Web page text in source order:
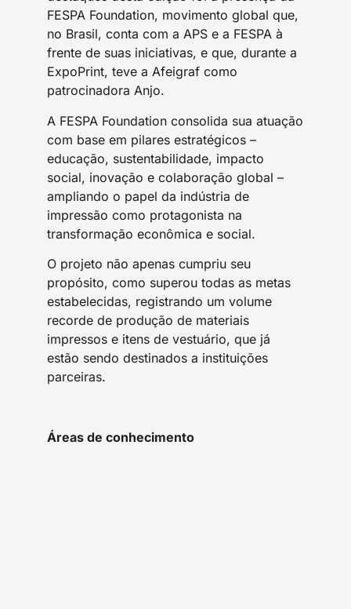
FESPA Foundation, movimento global que,
no Brasil, conta com a APS e a FESPA à
frente de suas iniciativas, e que, durante a
ExpoPrint, teve a Afeigraf como
patrocinadora Anjo.
A FESPA Foundation consolida sua atuação
com base em pilares estratégicos –
educação, sustentabilidade, impacto
social, inovação e colaboração global –
ampliando o papel da indústria de
impressão como protagonista na
transformação econômica e social.
O projeto não apenas cumpriu seu
propósito, como superou todas as metas
estabelecidas, registrando um volume
recorde de produção de materiais
impressos e itens de vestuário, que já
estão sendo destinados a instituições
parceiras.
Áreas de conhecimento